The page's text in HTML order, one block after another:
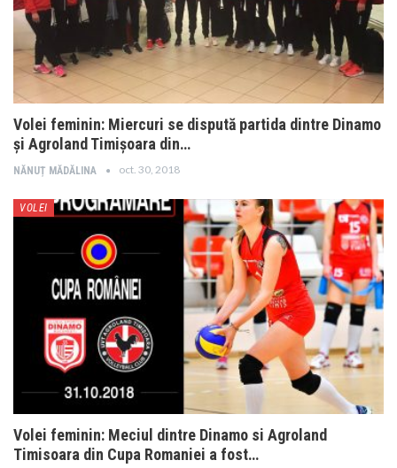
Volei feminin: Miercuri se dispută partida dintre Dinamo
și Agroland Timișoara din…
NĂNUȚ MĂDĂLINA oct. 30, 2018
VOLEI
Volei feminin: Meciul dintre Dinamo si Agroland
Timisoara din Cupa Romaniei a fost…